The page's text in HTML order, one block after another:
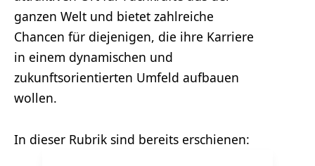
ganzen Welt und bietet zahlreiche
Chancen für diejenigen, die ihre Karriere
in einem dynamischen und
zukunftsorientierten Umfeld aufbauen
wollen.